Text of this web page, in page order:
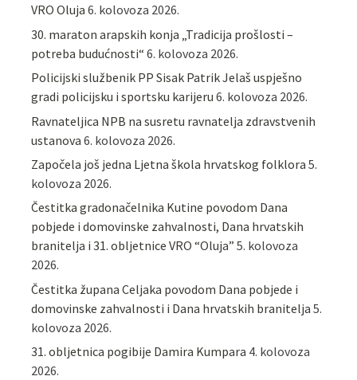
VRO Oluja 6. kolovoza 2026.
30. maraton arapskih konja „Tradicija prošlosti –
potreba budućnosti“ 6. kolovoza 2026.
Policijski službenik PP Sisak Patrik Jelaš uspješno
gradi policijsku i sportsku karijeru 6. kolovoza 2026.
Ravnateljica NPB na susretu ravnatelja zdravstvenih
ustanova 6. kolovoza 2026.
Započela još jedna Ljetna škola hrvatskog folklora 5.
kolovoza 2026.
Čestitka gradonačelnika Kutine povodom Dana
pobjede i domovinske zahvalnosti, Dana hrvatskih
branitelja i 31. obljetnice VRO “Oluja” 5. kolovoza
2026.
Čestitka župana Celjaka povodom Dana pobjede i
domovinske zahvalnosti i Dana hrvatskih branitelja 5.
kolovoza 2026.
31. obljetnica pogibije Damira Kumpara 4. kolovoza
2026.